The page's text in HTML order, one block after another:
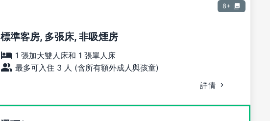
8+
標準客房, 多張床, 非吸煙房
1 張加大雙人床和 1 張單人床
最多可入住 3 人 (含所有額外成人與孩童)
詳情